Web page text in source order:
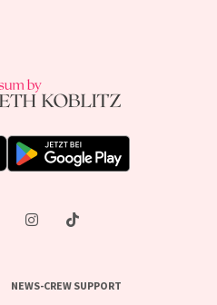
NEWS-CREW SUPPORT